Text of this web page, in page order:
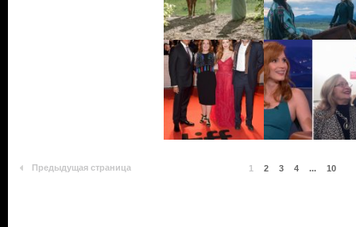
Предыдущая страница 1 2 3 4 ... 10